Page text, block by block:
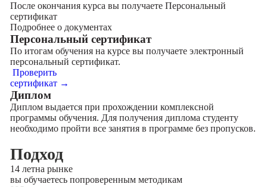
После окончания курса вы получаете Персональный
сертификат
Подробнее о документах
Персональный сертификат
По итогам обучения на курсе вы получаете электронный
персональный сертификат.
Проверить
сертификат →
Диплом
Диплом выдается при прохождении комплексной
программы обучения. Для получения диплома студенту
необходимо пройти все занятия в программе без пропусков.
Подход
14 летна рынке
вы обучаетесь попроверенным методикам